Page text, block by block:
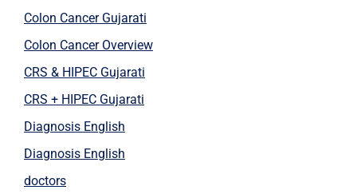
Colon Cancer Gujarati
Colon Cancer Overview
CRS & HIPEC Gujarati
CRS + HIPEC Gujarati
Diagnosis English
Diagnosis English
doctors